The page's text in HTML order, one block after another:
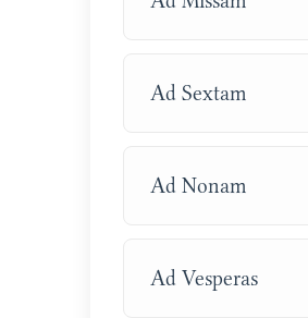
Ad Sextam
Ad Nonam
Ad Vesperas